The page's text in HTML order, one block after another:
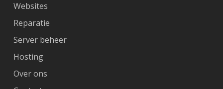
Websites
Reparatie
Server beheer
Hosting
Over ons